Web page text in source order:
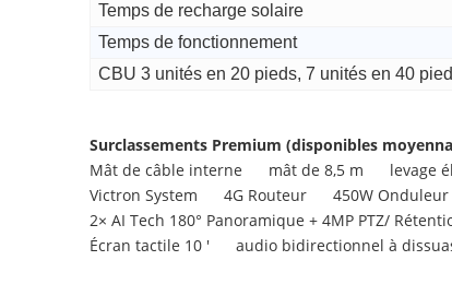
Temps de recharge solaire
Temps de fonctionnement
CBU 3 unités en 20 pieds, 7 unités en 40
Surclassements Premium (disponibles
Mât de câble interne mât de 8,5 m levage
Victron System 4G Routeur 450W
2× AI Tech 180° Panoramique + 4MP PTZ/
Écran tactile 10 ' audio bidirectionnel à